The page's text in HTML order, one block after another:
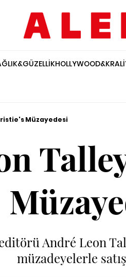
Müzayedesi
André Leon
müzadeyelerle